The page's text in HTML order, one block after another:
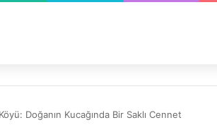
Doğanın Kucağında Bir Saklı Cennet